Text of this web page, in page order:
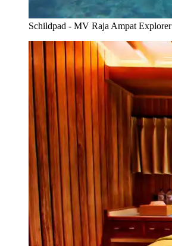
Schildpad - MV Raja Ampat Explorer